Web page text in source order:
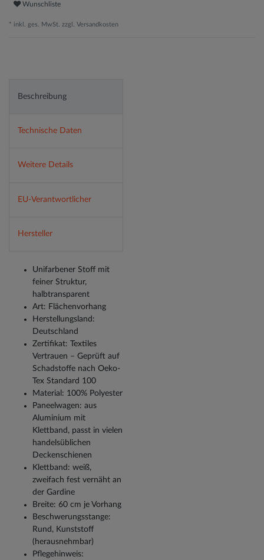
Wunschliste
* inkl. ges. MwSt. zzgl. Versandkosten
Beschreibung
Technische Daten
Weitere Details
EU-Verantwortlicher
Hersteller
Unifarbener Stoff mit
feiner Struktur,
halbtransparent
Art: Flächenvorhang
Herstellungsland:
Deutschland
Zertifikat: Textiles
Vertrauen – Geprüft auf
Schadstoffe nach Oeko-
Tex Standard 100
Material: 100% Polyester
Paneelwagen: aus
Aluminium mit
Klettband, passt in vielen
handelsüblichen
Deckenschienen
Klettband: weiß,
zweifach fest vernäht an
der Gardine
Breite: 60 cm je Vorhang
Beschwerungsstange:
Rund, Kunststoff
(herausnehmbar)
Pflegehinweis: